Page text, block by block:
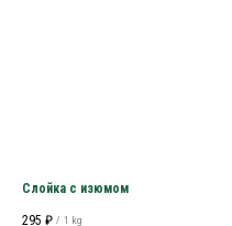
Слойка с изюмом
295 ₽ / 1 kg